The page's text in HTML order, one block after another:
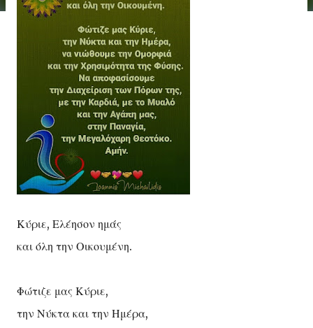
Κύριε, Ελέησον ημάς
και όλη την Οικουμένη.
Φώτιζε μας Κύριε,
την Νύκτα και την Ημέρα,